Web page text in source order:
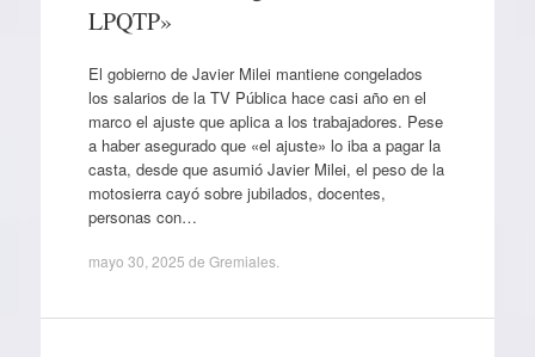
LPQTP»
El gobierno de Javier Milei mantiene congelados
los salarios de la TV Pública hace casi año en el
marco el ajuste que aplica a los trabajadores. Pese
a haber asegurado que «el ajuste» lo iba a pagar la
casta, desde que asumió Javier Milei, el peso de la
motosierra cayó sobre jubilados, docentes,
personas con…
mayo 30, 2025 de Gremiales.